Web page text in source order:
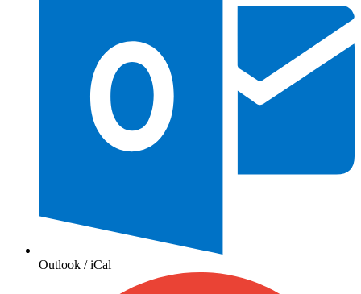
Outlook / iCal